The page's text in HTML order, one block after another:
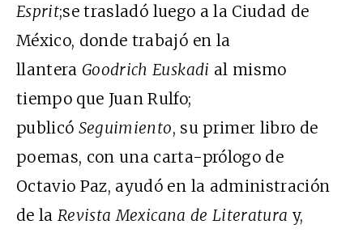
Esprit;se trasladó luego a la Ciudad de
México, donde trabajó en la
llantera Goodrich Euskadi al mismo
tiempo que Juan Rulfo;
publicó Seguimiento, su primer libro de
poemas, con una carta-prólogo de
Octavio Paz, ayudó en la administración
de laRevista Mexicana de Literatura y,